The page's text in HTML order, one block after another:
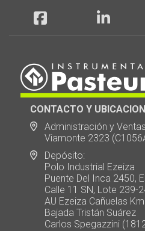
CONTACTO Y UBICACION
Administración y
Viamonte 2323
Depósito:
Polo Industrial Ezeiza
Puente Del Inca 2450,
Calle 11 SN, Lote 239-
AU Ezeiza Cañuelas Km
Bajada Tristán Suárez
Carlos Spegazzini